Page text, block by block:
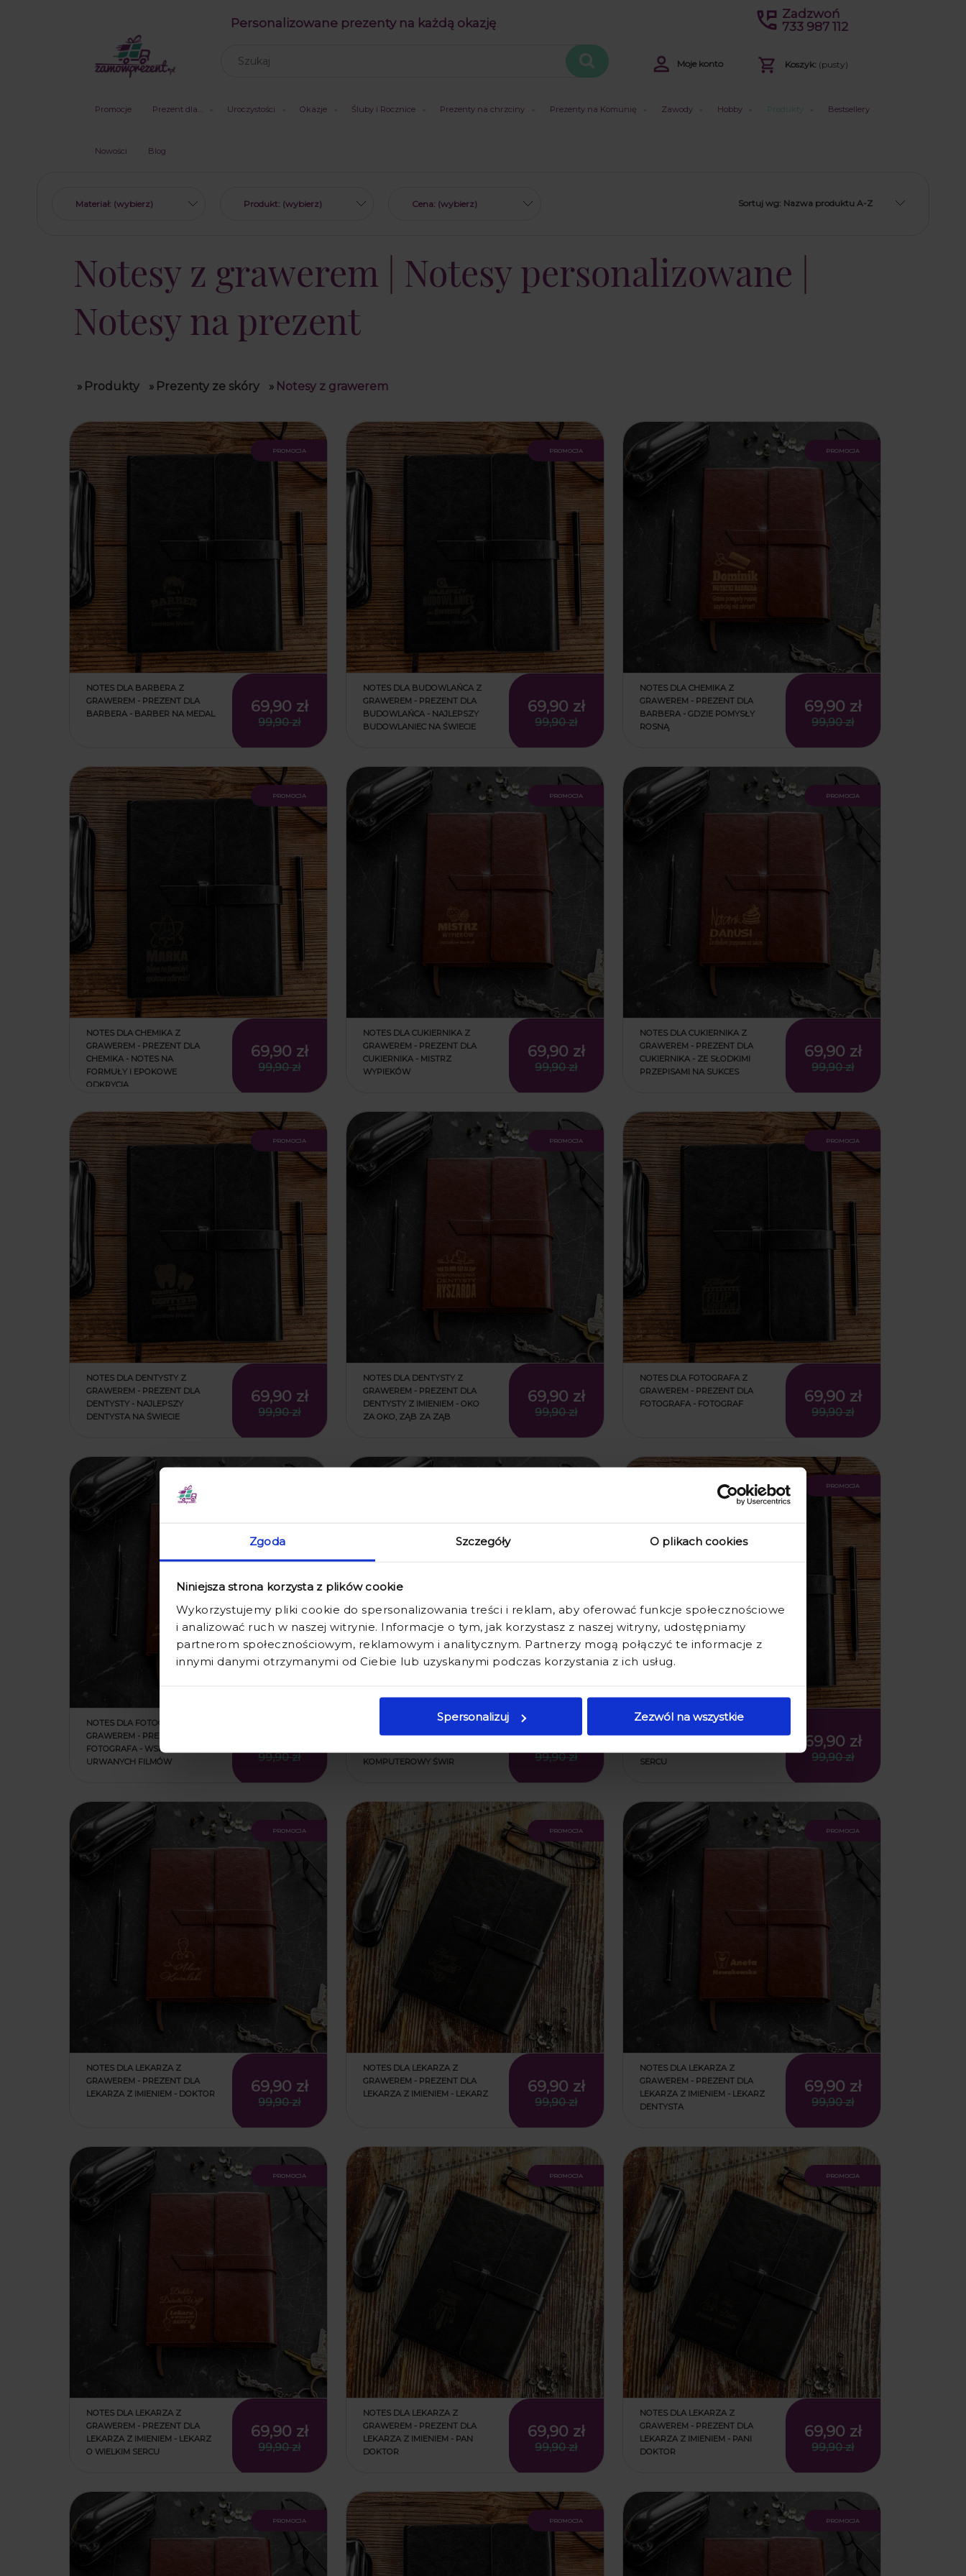
Zgoda Szczegóły O plikach cookies
Niniejsza strona korzysta z plików cookie
Wykorzystujemy pliki cookie do spersonalizowania treści i reklam, aby oferować funkcje społecznościowe
i analizować ruch w naszej witrynie. Informacje o tym, jak korzystasz z naszej witryny, udostępniamy
partnerom społecznościowym, reklamowym i analitycznym. Partnerzy mogą połączyć te informacje z
innymi danymi otrzymanymi od Ciebie lub uzyskanymi podczas korzystania z ich usług.
Spersonalizuj Zezwól na wszystkie
Personalizowane prezenty na każdą okazję
Zadzwoń
733 987 112
Koszyk: (pusty)
Moje konto
Promocje Prezent dla… Uroczystości Okazje Śluby i Rocznice Prezenty na chrzciny Prezenty na Komunię Zawody Hobby Produkty Bestsellery
Nowości Blog
Materiał: (wybierz) Produkt: (wybierz) Cena: (wybierz) Sortuj wg: Nazwa produktu A-Z
Notesy z grawerem | Notesy personalizowane |
Notesy na prezent
» Produkty » Prezenty ze skóry » Notesy z grawerem
NOTES DLA BARBERA Z
GRAWEREM - PREZENT DLA
BARBERA - BARBER NA MEDAL
69,90 zł
99,90 zł
promocja
NOTES DLA BUDOWLAŃCA Z
GRAWEREM - PREZENT DLA
BUDOWLAŃCA - NAJLEPSZY
BUDOWLANIEC NA ŚWIECIE
69,90 zł
99,90 zł
promocja
NOTES DLA CHEMIKA Z
GRAWEREM - PREZENT DLA
BARBERA - GDZIE POMYSŁY
ROSNĄ
69,90 zł
99,90 zł
promocja
NOTES DLA CHEMIKA Z
GRAWEREM - PREZENT DLA
CHEMIKA - NOTES NA
FORMUŁY I EPOKOWE
ODKRYCIA
69,90 zł
99,90 zł
promocja
NOTES DLA CUKIERNIKA Z
GRAWEREM - PREZENT DLA
CUKIERNIKA - MISTRZ
WYPIEKÓW
69,90 zł
99,90 zł
promocja
NOTES DLA CUKIERNIKA Z
GRAWEREM - PREZENT DLA
CUKIERNIKA - ZE SŁODKIMI
PRZEPISAMI NA SUKCES
69,90 zł
99,90 zł
promocja
NOTES DLA DENTYSTY Z
GRAWEREM - PREZENT DLA
DENTYSTY - NAJLEPSZY
DENTYSTA NA ŚWIECIE
69,90 zł
99,90 zł
promocja
NOTES DLA DENTYSTY Z
GRAWEREM - PREZENT DLA
DENTYSTY Z IMIENIEM - OKO
ZA OKO, ZĄB ZA ZĄB
69,90 zł
99,90 zł
promocja
NOTES DLA FOTOGRAFA Z
GRAWEREM - PREZENT DLA
FOTOGRAFA - FOTOGRAF
69,90 zł
99,90 zł
promocja
NOTES DLA FOTOGRAFA Z
GRAWEREM - PREZENT DLA
FOTOGRAFA - WSPOMNIENIA Z
URWANYCH FILMÓW
99,90 zł
NOTES DLA INFORMATYKA Z
GRAWEREM - PREZENT DLA
KOMPUTEROWY ŚWIR
69,90 zł
99,90 zł
NOTES DLA LEKARZA Z
GRAWEREM - PREZENT DLA
SERCU
69,90 zł
99,90 zł
promocja
NOTES DLA LEKARZA Z
GRAWEREM - PREZENT DLA
LEKARZA Z IMIENIEM - DOKTOR
69,90 zł
99,90 zł
promocja
NOTES DLA LEKARZA Z
GRAWEREM - PREZENT DLA
LEKARZA Z IMIENIEM - LEKARZ
69,90 zł
99,90 zł
promocja
NOTES DLA LEKARZA Z
GRAWEREM - PREZENT DLA
LEKARZA Z IMIENIEM - LEKARZ
DENTYSTA
69,90 zł
99,90 zł
promocja
NOTES DLA LEKARZA Z
GRAWEREM - PREZENT DLA
LEKARZA Z IMIENIEM - LEKARZ
O WIELKIM SERCU
69,90 zł
99,90 zł
promocja
NOTES DLA LEKARZA Z
GRAWEREM - PREZENT DLA
LEKARZA Z IMIENIEM - PAN
DOKTOR
69,90 zł
99,90 zł
promocja
NOTES DLA LEKARZA Z
GRAWEREM - PREZENT DLA
LEKARZA Z IMIENIEM - PANI
DOKTOR
69,90 zł
99,90 zł
promocja
promocja promocja promocja